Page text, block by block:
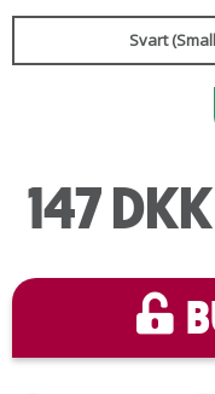
Svart
147 DKK